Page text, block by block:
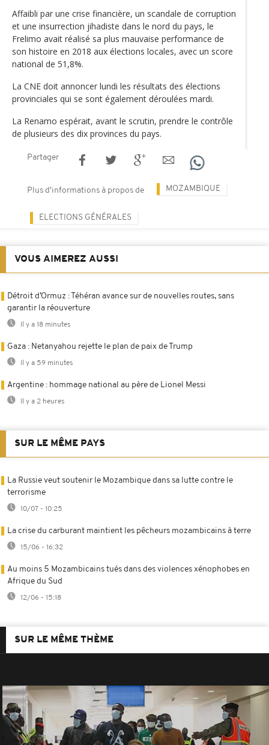
Affaibli par une crise financière, un scandale de corruption
et une insurrection jihadiste dans le nord du pays, le
Frelimo avait réalisé sa plus mauvaise performance de
son histoire en 2018 aux élections locales, avec un score
national de 51,8%.
La CNE doit annoncer lundi les résultats des élections
provinciales qui se sont également déroulées mardi.
La Renamo espérait, avant le scrutin, prendre le contrôle
de plusieurs des dix provinces du pays.
Partager
Plus d'informations à propos de MOZAMBIQUE
ELECTIONS GÉNÉRALES
VOUS AIMEREZ AUSSI
Détroit d’Ormuz : Téhéran avance sur de nouvelles routes, sans
garantir la réouverture
Il y a 18 minutes
Gaza : Netanyahou rejette le plan de paix de Trump
Il y a 59 minutes
Argentine : hommage national au père de Lionel Messi
Il y a 2 heures
SUR LE MÊME PAYS
La Russie veut soutenir le Mozambique dans sa lutte contre le
terrorisme
10/07 - 10:25
La crise du carburant maintient les pêcheurs mozambicains à terre
15/06 - 16:32
Au moins 5 Mozambicains tués dans des violences xénophobes en
Afrique du Sud
12/06 - 15:18
SUR LE MÊME THÈME